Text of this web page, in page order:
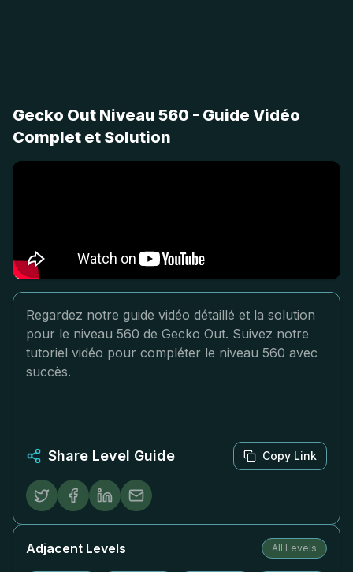
Gecko Out Niveau 560 - Guide Vidéo
Complet et Solution
Regardez notre guide vidéo détaillé et la solution
pour le niveau 560 de Gecko Out. Suivez notre
tutoriel vidéo pour compléter le niveau 560 avec
succès.
Share Level Guide Copy Link
Adjacent Levels All Levels